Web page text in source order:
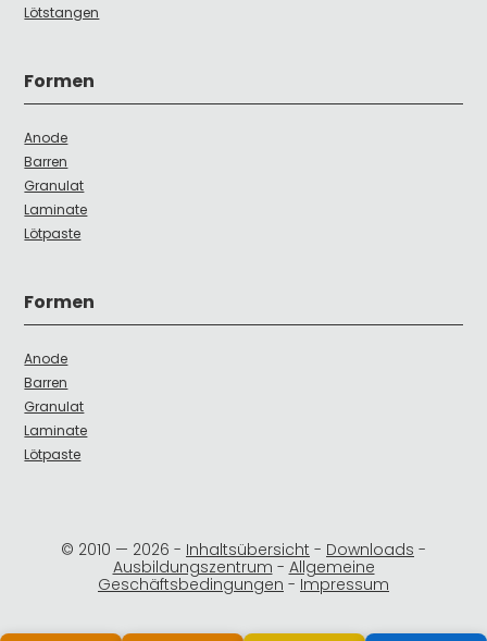
Lötstangen
Formen
Anode
Barren
Granulat
Laminate
Lötpaste
Formen
Anode
Barren
Granulat
Laminate
Lötpaste
© 2010 — 2026 - Inhaltsübersicht - Downloads -
Ausbildungszentrum - Allgemeine
Geschäftsbedingungen - Impressum